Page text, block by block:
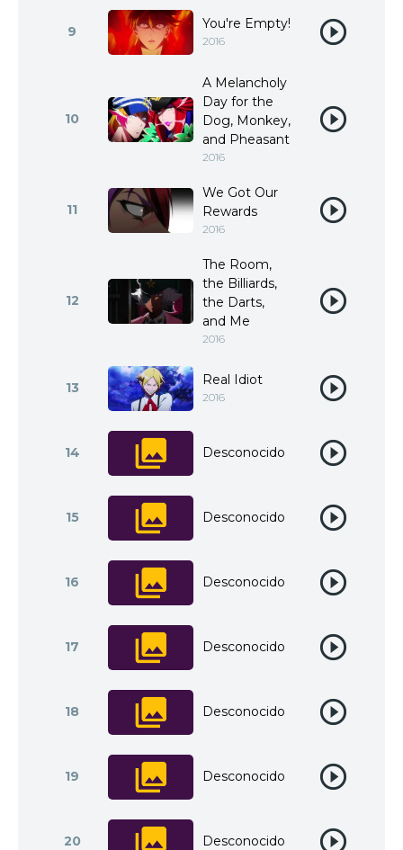
9 You're Empty!
2016
10
A Melancholy
Day for the
Dog, Monkey,
and Pheasant
2016
11
We Got Our
Rewards
2016
12
The Room,
the Billiards,
the Darts,
and Me
2016
13 Real Idiot
2016
14 Desconocido
15 Desconocido
16 Desconocido
17 Desconocido
18 Desconocido
19 Desconocido
20 Desconocido